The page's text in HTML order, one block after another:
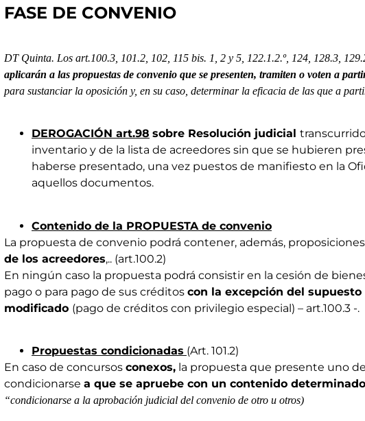
FASE DE CONVENIO
DT Quinta. Los art.100.3, 101.2, 102, 115 bis. 1, 2 y 5, 122.1.2.º, 124, 128.3,
aplicarán a las propuestas de convenio que se presenten, tramiten o voten a
para sustanciar la oposición y, en su caso, determinar la eficacia de las que a
DEROGACIÓN art.98 sobre Resolución judicial
inventario y de la lista de acreedores sin que se hubieren
haberse presentado, una vez puestos de manifiesto en la
aquellos documentos.
Contenido de la PROPUESTA de convenio
La propuesta de convenio podrá contener, además,
de los acreedores,.. (art.100.2)
En ningún caso la propuesta podrá consistir en la cesión de
pago o para pago de sus créditos con la excepción del
modificado (pago de créditos con privilegio especial) – art.100.3 -.
Propuestas condicionadas (Art. 101.2)
En caso de concursos conexos, la propuesta que presente uno
condicionarse a que se apruebe con un contenido
“condicionarse a la aprobación judicial del convenio de otro u otros)